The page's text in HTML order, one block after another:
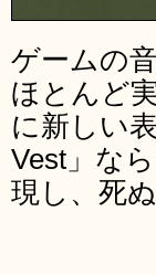
ゲームの
ほとんど
に新しい
Vest」な
現し、死